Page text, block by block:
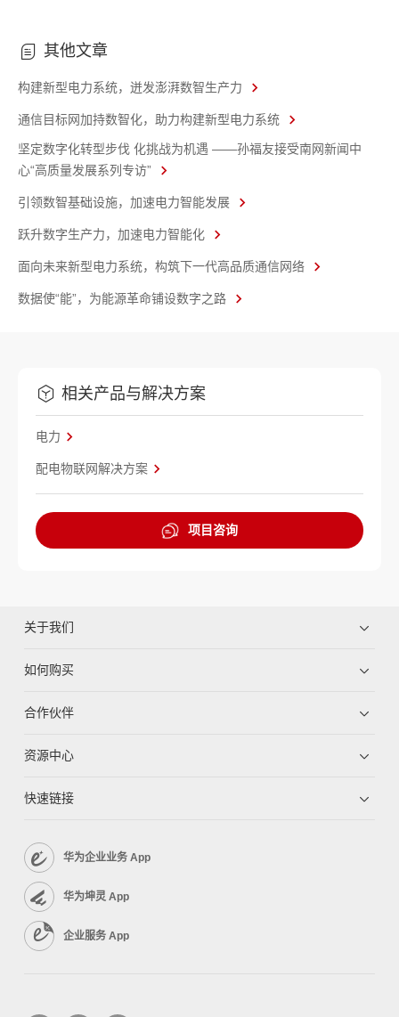
其他文章
构建新型电力系统，迸发澎湃数智生产力
通信目标网加持数智化，助力构建新型电力系统
坚定数字化转型步伐 化挑战为机遇 ——孙福友接受南网新闻中
心“高质量发展系列专访”
引领数智基础设施，加速电力智能发展
跃升数字生产力，加速电力智能化
面向未来新型电力系统，构筑下一代高品质通信网络
数据使“能”，为能源革命铺设数字之路
相关产品与解决方案
电力
配电物联网解决方案
项目咨询
关于我们
如何购买
合作伙伴
资源中心
快速链接
华为企业业务 App
华为坤灵 App
企业服务 App